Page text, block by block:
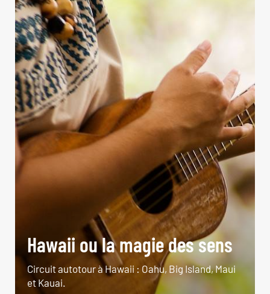
Hawaii ou la magie des sens
Circuit autotour à Hawaii : Oahu, Big Island, Maui
et Kauai.